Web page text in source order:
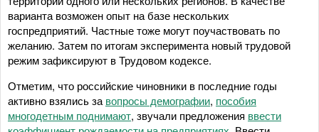
варианта возможен опыт на базе нескольких
госпредприятий. Частные тоже могут поучаствовать по
желанию. Затем по итогам эксперимента новый трудовой
режим зафиксируют в Трудовом кодексе.
Отметим, что российские чиновники в последние годы
активно взялись за вопросы демографии, пособия
многодетным поднимают, звучали предложения ввести